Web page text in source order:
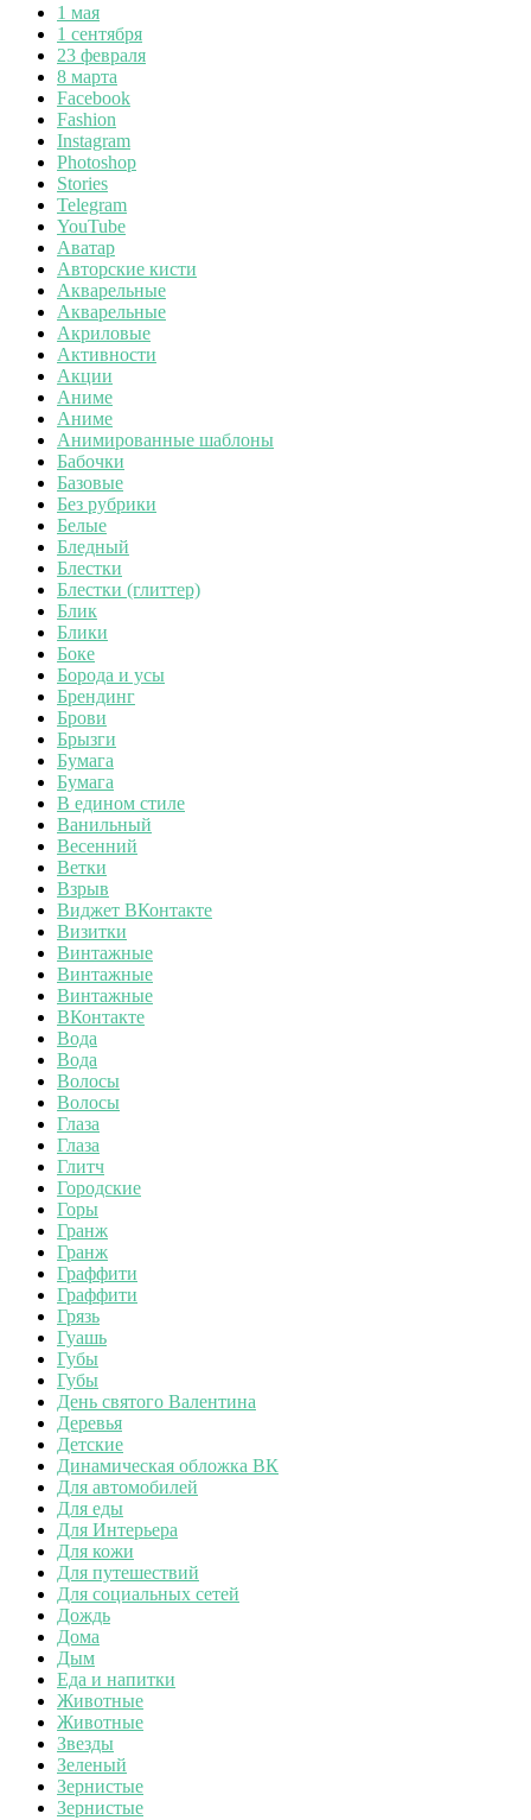
1 мая
1 сентября
23 февраля
8 марта
Facebook
Fashion
Instagram
Photoshop
Stories
Telegram
YouTube
Аватар
Авторские кисти
Акварельные
Акварельные
Акриловые
Активности
Акции
Аниме
Аниме
Анимированные шаблоны
Бабочки
Базовые
Без рубрики
Белые
Бледный
Блестки
Блестки (глиттер)
Блик
Блики
Боке
Борода и усы
Брендинг
Брови
Брызги
Бумага
Бумага
В едином стиле
Ванильный
Весенний
Ветки
Взрыв
Виджет ВКонтакте
Визитки
Винтажные
Винтажные
Винтажные
ВКонтакте
Вода
Вода
Волосы
Волосы
Глаза
Глаза
Глитч
Городские
Горы
Гранж
Гранж
Граффити
Граффити
Грязь
Гуашь
Губы
Губы
День святого Валентина
Деревья
Детские
Динамическая обложка ВК
Для автомобилей
Для еды
Для Интерьера
Для кожи
Для путешествий
Для социальных сетей
Дождь
Дома
Дым
Еда и напитки
Животные
Животные
Звезды
Зеленый
Зернистые
Зернистые